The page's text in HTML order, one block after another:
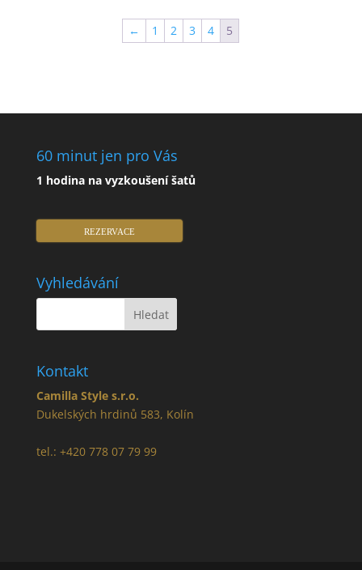
← 1 2 3 4 5
60 minut jen pro Vás
1 hodina na vyzkoušení šatů
REZERVACE
Vyhledávání
Kontakt
Camilla Style s.r.o.
Dukelských hrdinů 583, Kolín
tel.: +420 778 07 79 99